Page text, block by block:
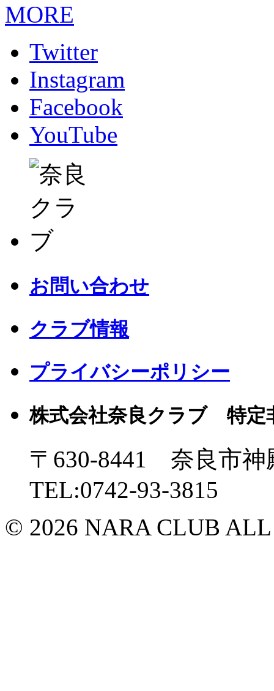
MORE
Twitter
Instagram
Facebook
YouTube
お問い合わせ
クラブ情報
プライバシーポリシー
株式会社奈良クラブ 特定
〒630-8441 奈良市
TEL:0742-93-3815
© 2026 NARA CLUB ALL